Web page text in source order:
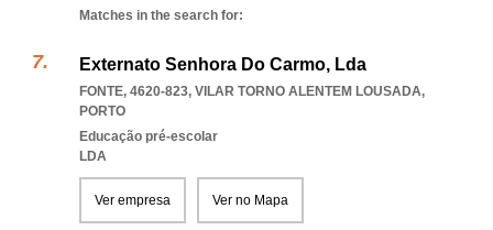
Matches in the search for:
Externato Senhora Do Carmo, Lda
FONTE, 4620-823, VILAR TORNO ALENTEM LOUSADA,
PORTO
Educação pré-escolar
LDA
Ver empresa Ver no Mapa